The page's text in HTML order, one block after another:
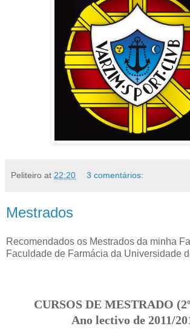
Peliteiro at 22:20 3 comentários:
Mestrados
Recomendados os Mestrados da minha
Faculdade de Farmácia da Universidade
CURSOS DE MESTRADO
Ano lectivo de 2011/